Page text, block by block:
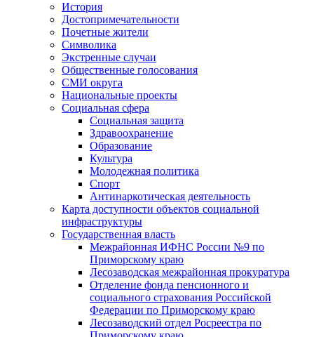
История
Достопримечательности
Почетные жители
Символика
Экстренные случаи
Общественные голосования
СМИ округа
Национальные проекты
Социальная сфера
Социальная защита
Здравоохранение
Образование
Культура
Молодежная политика
Спорт
Антинаркотическая деятельность
Карта доступности объектов социальной
инфраструктуры
Государственная власть
Межрайонная ИФНС России №9 по
Приморскому краю
Лесозаводская межрайонная прокуратура
Отделение фонда пенсионного и
социального страхования Российской
Федерации по Приморскому краю
Лесозаводский отдел Росреестра по